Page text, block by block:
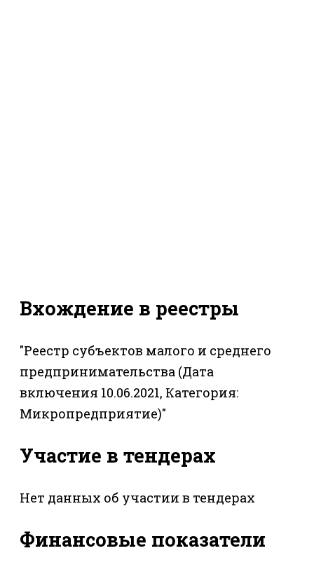
Вхождение в реестры
"Реестр субъектов малого и среднего
предпринимательства (Дата
включения 10.06.2021, Категория:
Микропредприятие)"
Участие в тендерах
Нет данных об участии в тендерах
Финансовые показатели